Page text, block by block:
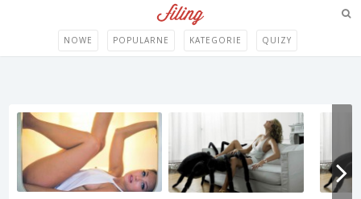
NOWE POPULARNE KATEGORIE QUIZY